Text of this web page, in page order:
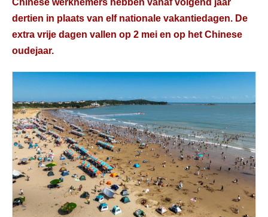
Chinese werknemers hebben vanaf volgend jaar
dertien in plaats van elf nationale vakantiedagen. De
extra vrije dagen vallen op 2 mei en op het Chinese
oudejaar.